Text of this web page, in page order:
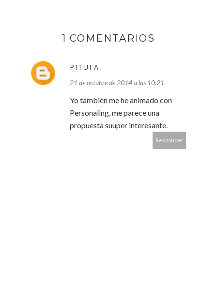
1 COMENTARIOS
PITUFA
21 de octubre de 2014 a las 10:21
Yo también me he animado con
Personaling, me parece una
propuesta suuper interesante.
Responder